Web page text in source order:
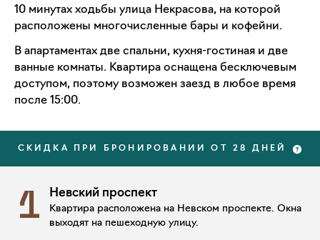
10 минутах ходьбы улица Некрасова, на которой
расположены многочисленные бары и кофейни.
В апартаментах две спальни, кухня-гостиная и две
ванные комнаты. Квартира оснащена бесключевым
доступом, поэтому возможен заезд в любое время
после 15:00.
СКИДКА ПРИ БРОНИРОВАНИИ ОТ 28 ДНЕЙ
1 Невский проспект
Квартира расположена на Невском проспекте. Окна
выходят на пешеходную улицу.